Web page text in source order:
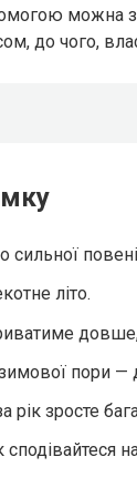
можна
до чого,
повені
літо.
пори —
зросте
сподівайтеся